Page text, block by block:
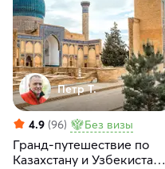
Петр Т.
4.9 (96) Без визы
Гранд-путешествие по
Казахстану и Узбекистану